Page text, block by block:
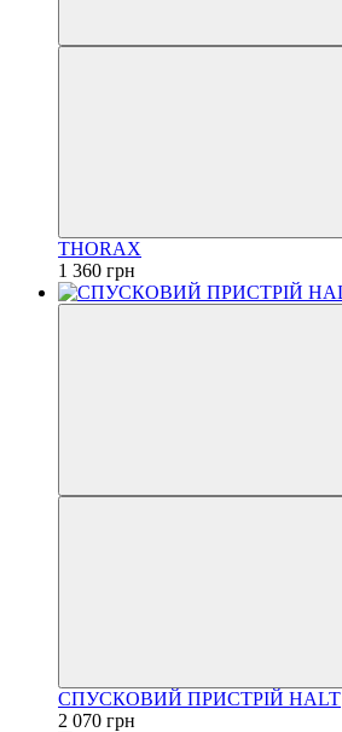
THORAX
1 360 грн
СПУСКОВИЙ ПРИСТРІЙ HALT
2 070 грн